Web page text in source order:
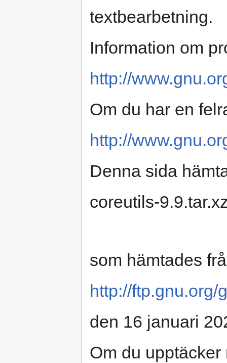
textbearbetning.
Information om
http://
Om du har en
http://
Denna sida
coreutils-
som hämtades
http://ftp.gnu.org/
den 16 januari
Om du